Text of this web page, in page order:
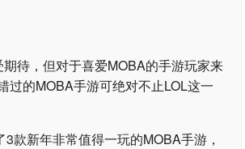
待，但对于喜爱MOBA的手游玩家来
过的MOBA手游可绝对不止LOL这一
款新年非常值得一玩的MOBA手游，